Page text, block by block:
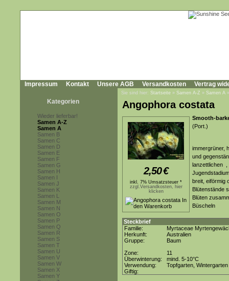
Impressum Kontakt Unsere AGB Versandkosten Vertrag
Kategorien
Wieder lieferbar!
Samen A-Z
Samen A
Samen B
Samen C
Samen D
Samen E
Samen F
Samen G
Samen H
Samen I
Samen J
Samen K
Samen L
Samen M
Samen N
Samen O
Samen P
Samen Q
Samen R
Samen S
Samen T
Samen U
Samen V
Samen W
Samen X
Samen Y
Sie sind hier: Startseite » Samen A-Z » Samen A
Angophora costata
2,50€
inkl. 7% Umsatzsteuer *
zzgl.Versandkosten, hier
klicken
Smooth-
(Port.)
immergrüner,
und
lanzettlichen ,
breit, eiförmig
Blütenstände
Blüten
Büscheln
Steckbrief
Familie:
Myrtaceae
Herkunft:
Australien
Gruppe:
Baum
Zone:
11
Überwinterung:
mind. 5-10°C
Verwendung:
Topfgarten, Wintergarten
Giftig: